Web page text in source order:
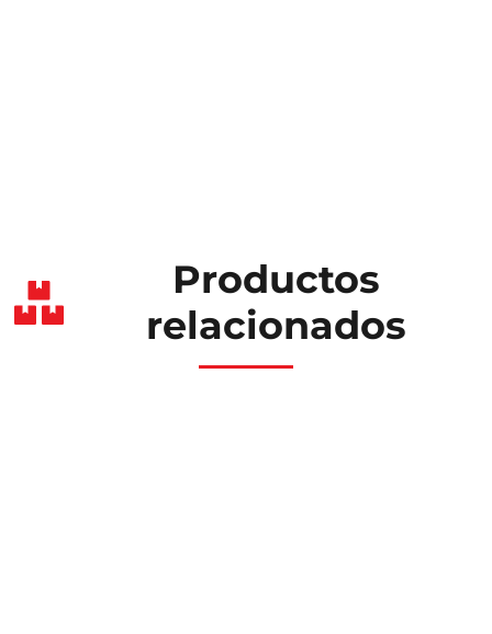
Productos
relacionados